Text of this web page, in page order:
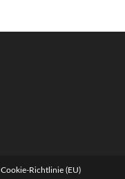
Cookie-Richtlinie (EU)